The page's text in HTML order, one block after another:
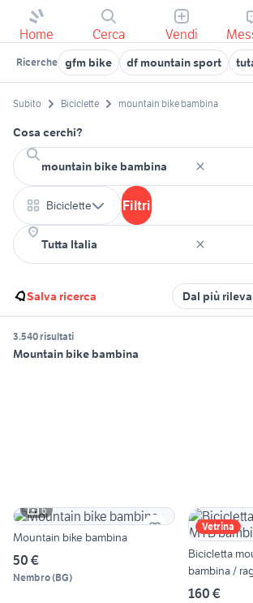
Home Cerca Vendi
Ricerche gfm bike df mountain sport
Subito Biciclette mountain bike bambina
Cosa cerchi?
Biciclette Filtri
Salva ricerca Dal più
3.540 risultati
Mountain bike bambina
6
Mountain bike bambina
50 €
Nembro(BG)
Vetrina
Bicicletta
bambina /
160 €